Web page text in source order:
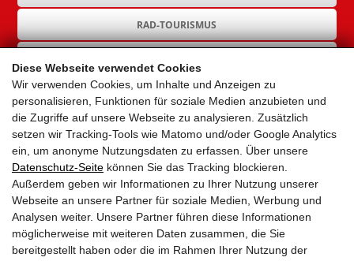
Diese Webseite verwendet Cookies
Wir verwenden Cookies, um Inhalte und Anzeigen zu
personalisieren, Funktionen für soziale Medien anzubieten und
die Zugriffe auf unsere Webseite zu analysieren. Zusätzlich
setzen wir Tracking-Tools wie Matomo und/oder Google Analytics
ein, um anonyme Nutzungsdaten zu erfassen. Über unsere
Datenschutz-Seite können Sie das Tracking blockieren.
Außerdem geben wir Informationen zu Ihrer Nutzung unserer
Webseite an unsere Partner für soziale Medien, Werbung und
Analysen weiter. Unsere Partner führen diese Informationen
möglicherweise mit weiteren Daten zusammen, die Sie
bereitgestellt haben oder die im Rahmen Ihrer Nutzung der
RAD-TOURISMUS
GEMEINDEN
AKTUELLES
PARTNER
LINKS
SITEMAP
IMPRESSUM & DATENSCHUTZ